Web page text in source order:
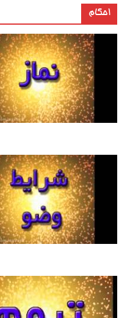
احکام